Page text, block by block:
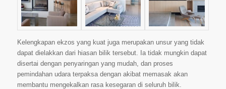
Kelengkapan ekzos yang kuat juga merupakan unsur yang tidak
dapat dielakkan dari hiasan bilik tersebut. Ia tidak mungkin dapat
disertai dengan penyaringan yang mudah, dan proses
pemindahan udara terpaksa dengan akibat memasak akan
membantu mengekalkan rasa kesegaran di seluruh bilik.